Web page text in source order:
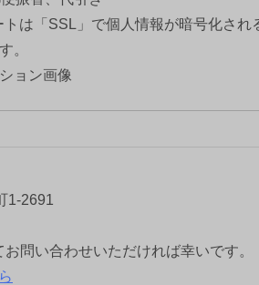
トは「SSL」で個人情報が暗号化され
。
1-2691
問い合わせいただければ幸いです。